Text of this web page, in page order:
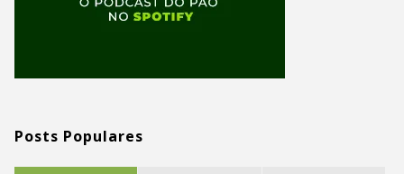
Posts Populares